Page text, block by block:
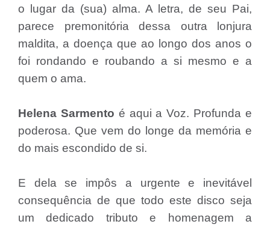
o lugar da (sua) alma. A letra, de seu Pai,
parece premonitória dessa outra lonjura
maldita, a doença que ao longo dos anos o
foi rondando e roubando a si mesmo e a
quem o ama.
Helena Sarmento é aqui a Voz. Profunda e
poderosa. Que vem do longe da memória e
do mais escondido de si.
E dela se impôs a urgente e inevitável
consequência de que todo este disco seja
um dedicado tributo e homenagem a